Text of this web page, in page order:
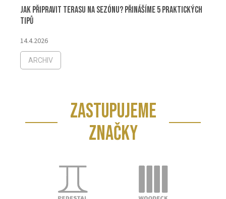
Jak připravit terasu na sezónu? Přinášíme 5 praktických
tipů
14.4.2026
ARCHIV
ZASTUPUJEME
ZNAČKY